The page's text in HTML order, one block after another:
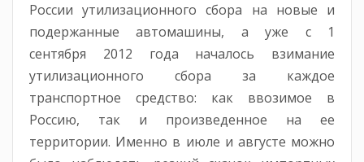
России утилизационного сбора на новые и
подержанные автомашины, а уже с 1
сентября 2012 года началось взимание
утилизационного сбора за каждое
транспортное средство: как ввозимое в
Россию, так и произведенное на ее
территории. Именно в июле и августе можно